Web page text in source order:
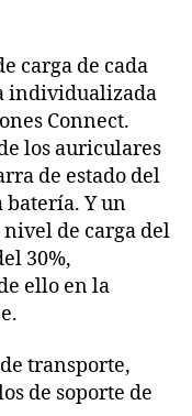
carga de cada
individualizada
Connect.
los auriculares
de estado del
batería. Y un
de carga del
30%,
ello en la
transporte,
de soporte de